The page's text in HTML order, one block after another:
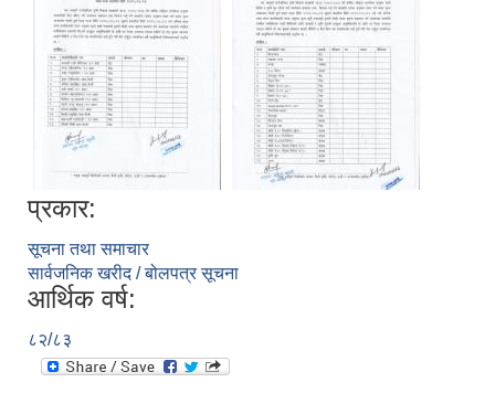
प्रकार:
सूचना तथा समाचार
सार्वजनिक खरीद / बोलपत्र सूचना
आर्थिक वर्ष:
८२/८३